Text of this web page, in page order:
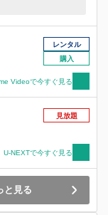
方に疑問を持ち始
にするようにな
レンタル
購入
Videoで今すぐ見る
見放題
U-NEXTで今すぐ見る
と見る